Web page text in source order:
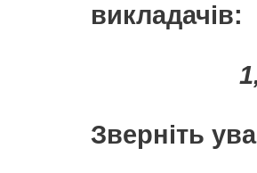
викладачів:
Зверніть